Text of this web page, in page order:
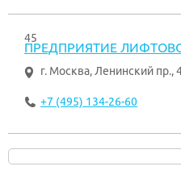
45
ПРЕДПРИЯТИЕ
г. Москва,Ленинский пр.,
+7 (495) 134-26-60